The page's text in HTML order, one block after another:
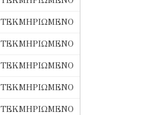
ΤΕΚΜΗΡΙΩΜΕΝΟ
ΤΕΚΜΗΡΙΩΜΕΝΟ
ΤΕΚΜΗΡΙΩΜΕΝΟ
ΤΕΚΜΗΡΙΩΜΕΝΟ
ΤΕΚΜΗΡΙΩΜΕΝΟ